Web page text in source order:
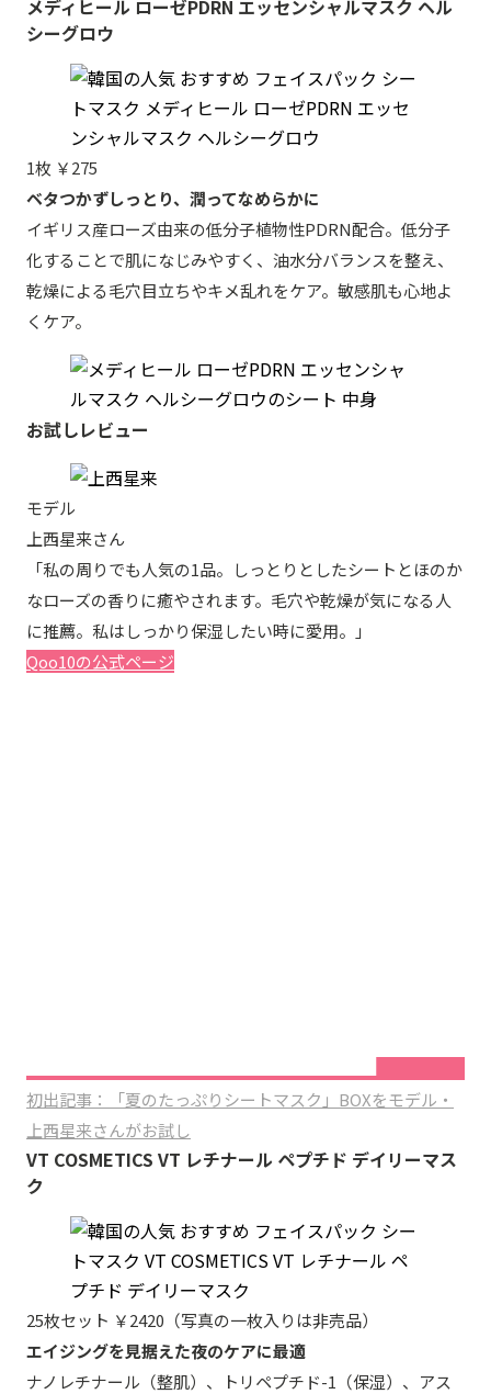
メディヒール ローゼPDRN エッセンシャルマスク ヘル
シーグロウ
1枚 ￥275
ベタつかずしっとり、潤ってなめらかに
イギリス産ローズ由来の低分子植物性PDRN配合。低分子
化することで肌になじみやすく、油水分バランスを整え、
乾燥による毛穴目立ちやキメ乱れをケア。敏感肌も心地よ
くケア。
お試しレビュー
モデル
上西星来さん
「私の周りでも人気の1品。しっとりとしたシートとほのか
なローズの香りに癒やされます。毛穴や乾燥が気になる人
に推薦。私はしっかり保湿したい時に愛用。」
Qoo10の公式ページ
初出記事：「夏のたっぷりシートマスク」BOXをモデル・
上西星来さんがお試し
VT COSMETICS VT レチナール ペプチド デイリーマス
ク
25枚セット ￥2420（写真の一枚入りは非売品）
エイジングを見据えた夜のケアに最適
ナノレチナール（整肌）、トリペプチド-1（保湿）、アス